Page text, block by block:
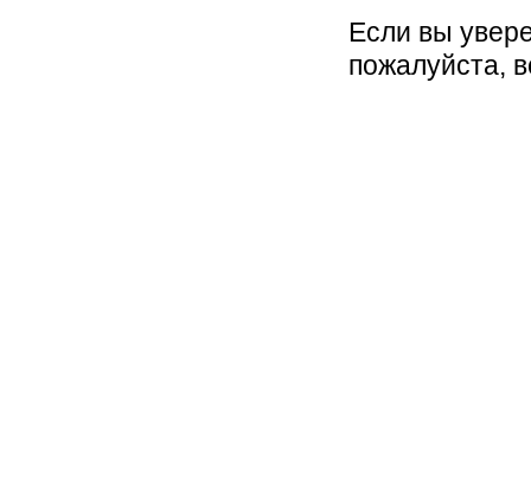
Если вы
пожалуйста,